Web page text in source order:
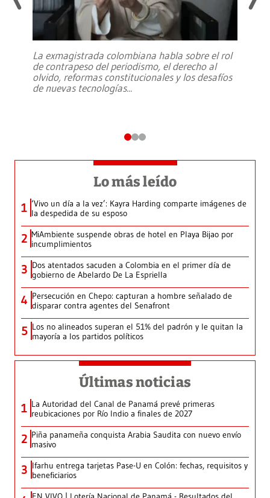
La exmagistrada colombiana habla sobre el rol
de contrapeso del periodismo, el derecho al
olvido, reformas constitucionales y los desafíos
de nuevas tecnologías...
Lo más leído
1 ‘Vivo un día a la vez’: Kayra Harding comparte imágenes de
la despedida de su esposo
2 MiAmbiente suspende obras de hotel en Playa Bijao por
incumplimientos
3 Dos atentados sacuden a Colombia en el primer día de
gobierno de Abelardo De La Espriella
4 Persecución en Chepo: capturan a hombre señalado de
disparar contra agentes del Senafront
5 Los no alineados superan el 51% del padrón y le quitan la
mayoría a los partidos políticos
Últimas noticias
1 La Autoridad del Canal de Panamá prevé primeras
reubicaciones por Río Indio a finales de 2027
2 Piña panameña conquista Arabia Saudita con nuevo envío
masivo
3 Ifarhu entrega tarjetas Pase-U en Colón: fechas, requisitos y
beneficiarios